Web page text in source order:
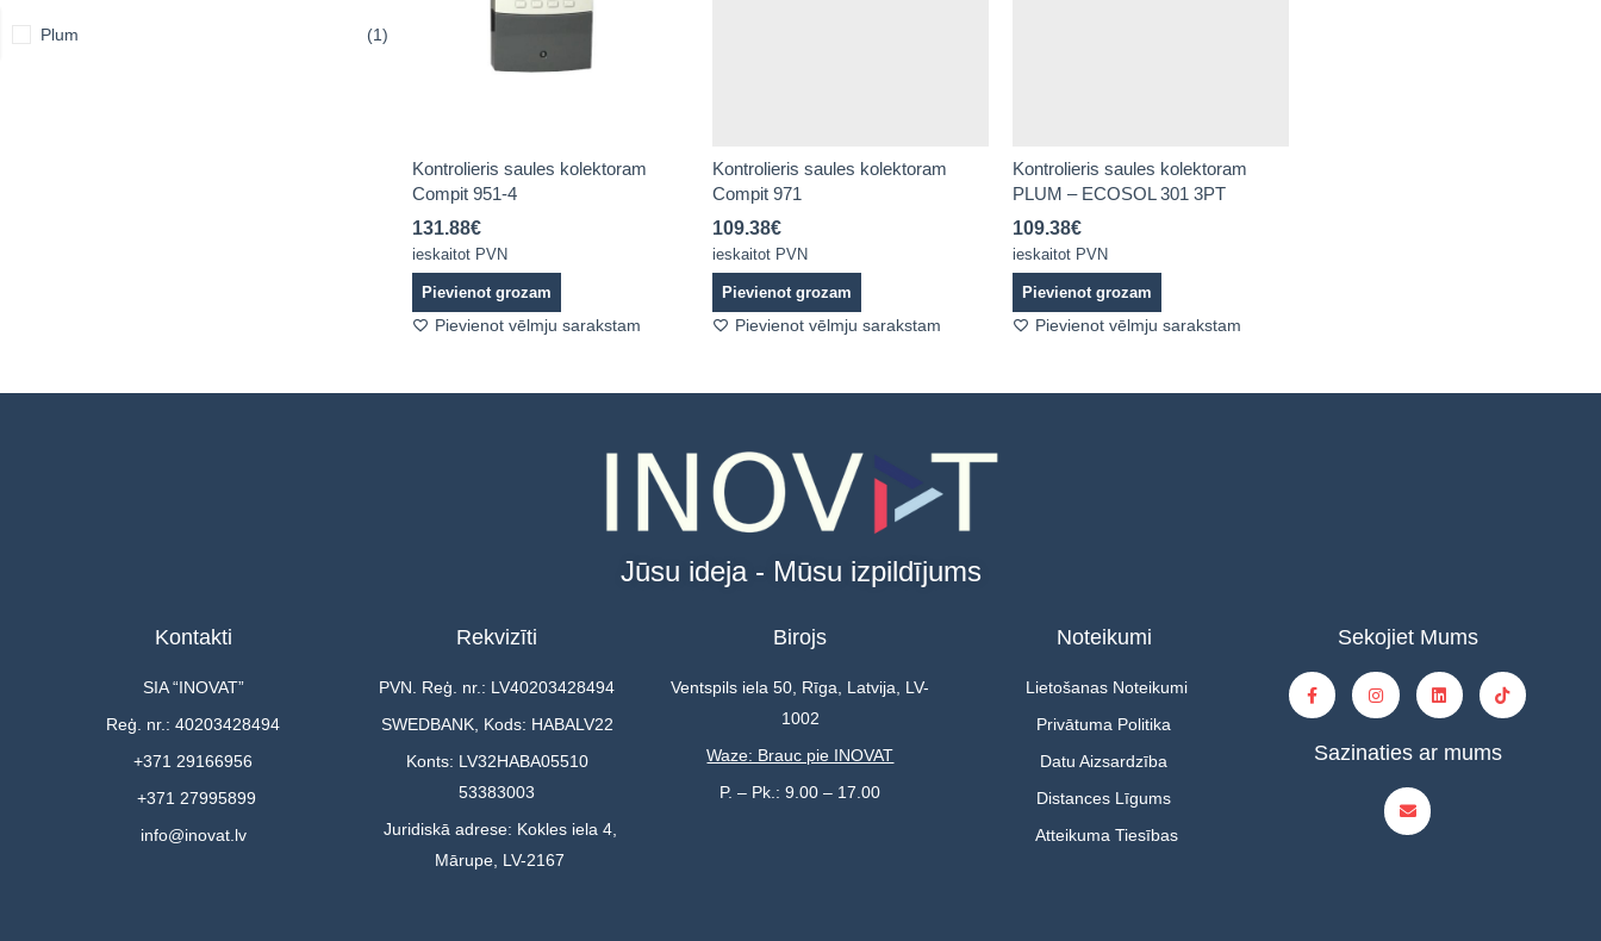
Kontrolieris saules kolektoram
Compit 951-4
131.88€
ieskaitot PVN
Pievienot grozam
Pievienot vēlmju sarakstam
Kontrolieris saules kolektoram
Compit 971
109.38€
ieskaitot PVN
Pievienot grozam
Pievienot vēlmju sarakstam
Kontrolieris saules kolektoram
PLUM – ECOSOL 301 3PT
109.38€
ieskaitot PVN
Pievienot grozam
Pievienot vēlmju sarakstam
Plum (1)
Jūsu ideja - Mūsu izpildījums
Kontakti
SIA “INOVAT”
Reģ. nr.: 40203428494
+371 29166956
+371 27995899
info@inovat.lv
Rekvizīti
PVN. Reģ. nr.: LV40203428494
SWEDBANK, Kods: HABALV22
Konts: LV32HABA05510
53383003
Juridiskā adrese: Kokles iela 4,
Mārupe, LV-2167
Birojs
Ventspils iela 50, Rīga, Latvija, LV-
1002
Waze: Brauc pie INOVAT
P. – Pk.: 9.00 – 17.00
Noteikumi
Lietošanas Noteikumi
Privātuma Politika
Datu Aizsardzība
Distances Līgums
Atteikuma Tiesības
Sekojiet Mums
Sazinaties ar mums